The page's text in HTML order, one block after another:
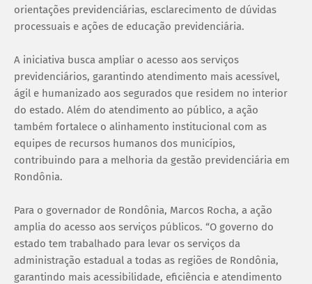
orientações previdenciárias, esclarecimento de dúvidas
processuais e ações de educação previdenciária.
A iniciativa busca ampliar o acesso aos serviços
previdenciários, garantindo atendimento mais acessível,
ágil e humanizado aos segurados que residem no interior
do estado. Além do atendimento ao público, a ação
também fortalece o alinhamento institucional com as
equipes de recursos humanos dos municípios,
contribuindo para a melhoria da gestão previdenciária em
Rondônia.
Para o governador de Rondônia, Marcos Rocha, a ação
amplia do acesso aos serviços públicos. “O governo do
estado tem trabalhado para levar os serviços da
administração estadual a todas as regiões de Rondônia,
garantindo mais acessibilidade, eficiência e atendimento